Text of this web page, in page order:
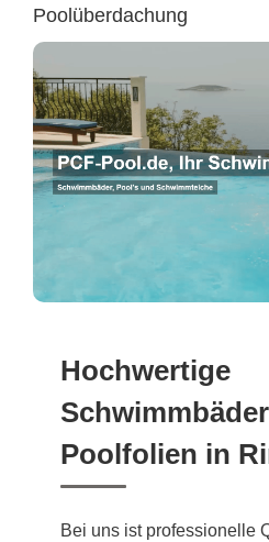
Poolüberdachung
Poolüberdachung
Hochwertige
Poolfolien in
Bei uns ist professionelle